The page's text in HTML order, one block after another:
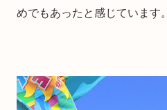
めでもあったと感じています。